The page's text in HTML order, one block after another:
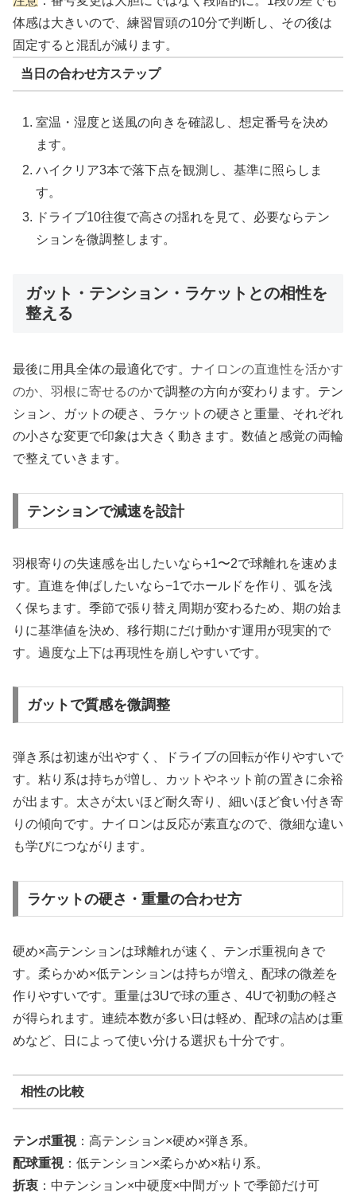
体感は大きいので、練習冒頭の10分で判断し、その後は
固定すると混乱が減ります。
当日の合わせ方ステップ
室温・湿度と送風の向きを確認し、想定番号を決め
ます。
ハイクリア3本で落下点を観測し、基準に照らしま
す。
ドライブ10往復で高さの揺れを見て、必要ならテン
ションを微調整します。
ガット・テンション・ラケットとの相性を
整える
最後に用具全体の最適化です。 ナイロンの直進性を活かす
のか、羽根に寄せるのかで調整の方向が変わります。テン
ション、ガットの硬さ、ラケットの硬さと重量、それぞれ
の小さな変更で印象は大きく動きます。数値と感覚の両輪
で整えていきます。
テンションで減速を設計
羽根寄りの失速感を出したいなら+1〜2で球離れを速めま
す。直進を伸ばしたいなら−1でホールドを作り、弧を浅
く保ちます。季節で張り替え周期が変わるため、期の始ま
りに基準値を決め、移行期にだけ動かす運用が現実的で
す。過度な上下は再現性を崩しやすいです。
ガットで質感を微調整
弾き系は初速が出やすく、ドライブの回転が作りやすいで
す。粘り系は持ちが増し、カットやネット前の置きに余裕
が出ます。太さが太いほど耐久寄り、細いほど食い付き寄
りの傾向です。ナイロンは反応が素直なので、微細な違い
も学びにつながります。
ラケットの硬さ・重量の合わせ方
硬め×高テンションは球離れが速く、テンポ重視向きで
す。柔らかめ×低テンションは持ちが増え、配球の微差を
作りやすいです。重量は3Uで球の重さ、4Uで初動の軽さ
が得られます。連続本数が多い日は軽め、配球の詰めは重
めなど、日によって使い分ける選択も十分です。
相性の比較
テンポ重視：高テンション×硬め×弾き系。
配球重視：低テンション×柔らかめ×粘り系。
折衷 ：中テンション×中硬度×中間ガットで季節だけ可